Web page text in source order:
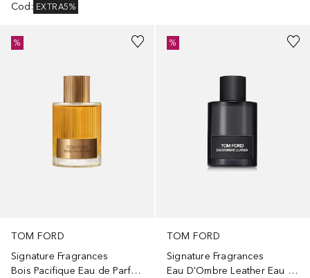
Cod : EXTRA5%
TOM FORD
Signature Fragrances
Bois Pacifique Eau de Parfum
%
TOM FORD
Signature Fragrances
Eau D'Ombre Leather Eau de Toilette
%